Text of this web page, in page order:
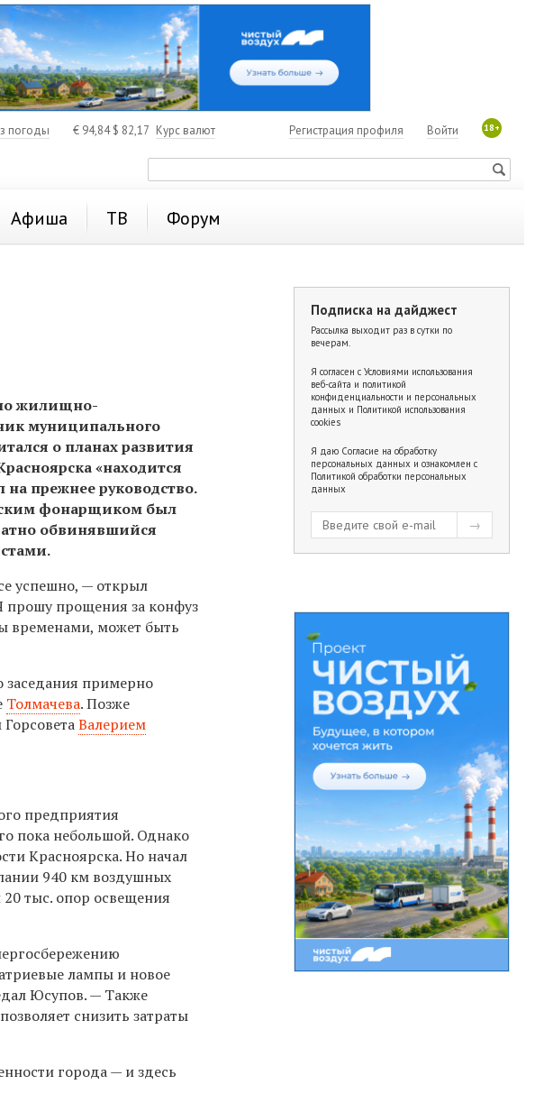
погоды € 94,84$ 82,17 Курс валют 18+
Войти
Регистрация профиля
Афиша ТВ Форум
жилищно-
муниципального
о планах развития
«находится
прежнее руководство.
фонарщиком был
обвинявшийся
успешно, — открыл
прошу прощения за конфуз
временами, может быть
заседания примерно
Толмачева. Позже
ГорсоветаВалерием
предприятия
пока небольшой. Однако
Красноярска. Но начал
940 км воздушных
тыс. опор освещения
лампы и новое
Юсупов. — Также
снизить затраты
города — и здесь
Подписка на дайджест
Рассылка выходит раз в сутки по
вечерам.
Я согласен с Условиями использования
веб-сайта и политикой
конфиденциальности и персональных
данных и Политикой использования
cookies
Я даю Согласие на обработку
персональных данных и ознакомлен с
Политикой обработки персональных
данных